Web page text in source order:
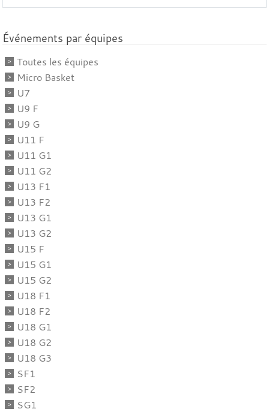
Événements par équipes
Toutes les équipes
Micro Basket
U7
U9 F
U9 G
U11 F
U11 G1
U11 G2
U13 F1
U13 F2
U13 G1
U13 G2
U15 F
U15 G1
U15 G2
U18 F1
U18 F2
U18 G1
U18 G2
U18 G3
SF1
SF2
SG1